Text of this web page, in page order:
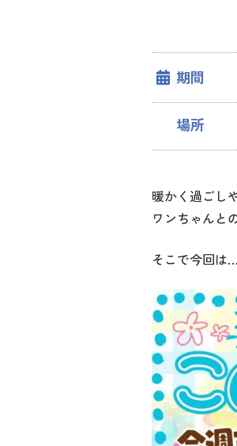
期間
場所
暖かく過ごし
ワンちゃんと
そこで今回は…